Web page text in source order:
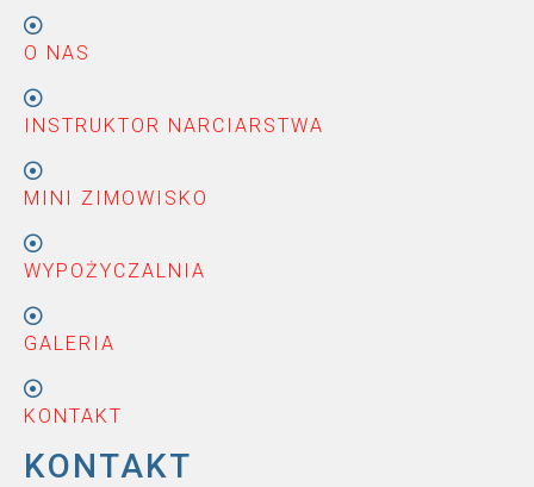
O NAS
INSTRUKTOR NARCIARSTWA
MINI ZIMOWISKO
WYPOŻYCZALNIA
GALERIA
KONTAKT
KONTAKT